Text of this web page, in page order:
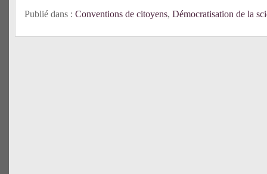
Publié dans : Conventions de citoyens, Démocratisation de la